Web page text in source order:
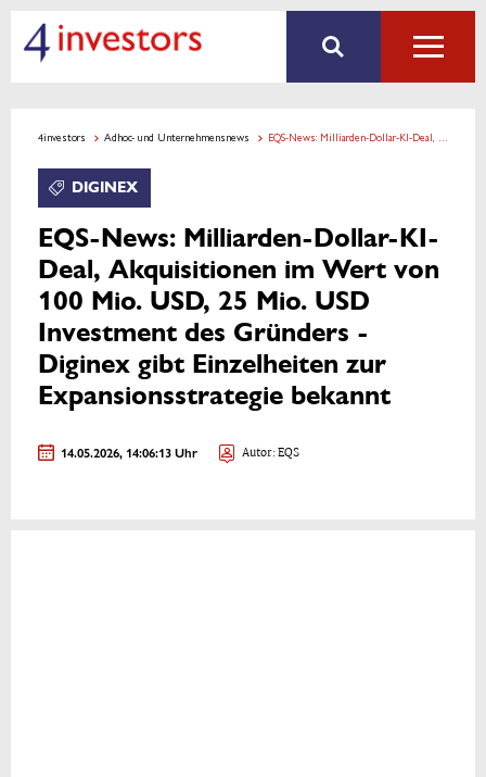
4investors Adhoc- und Unternehmensnews EQS-News: Milliarden-Dollar-KI-Deal, Akquisitionen im Wert von 100 Mio. USD, 25 Mio. USD Investment des Gründers - Diginex gibt Einzelheiten zur Expansionsstrategie bekannt
DIGINEX
EQS-News: Milliarden-Dollar-KI-
Deal, Akquisitionen im Wert von
100 Mio. USD, 25 Mio. USD
Investment des Gründers -
Diginex gibt Einzelheiten zur
Expansionsstrategie bekannt
14.05.2026, 14:06:13 Uhr Autor: EQS